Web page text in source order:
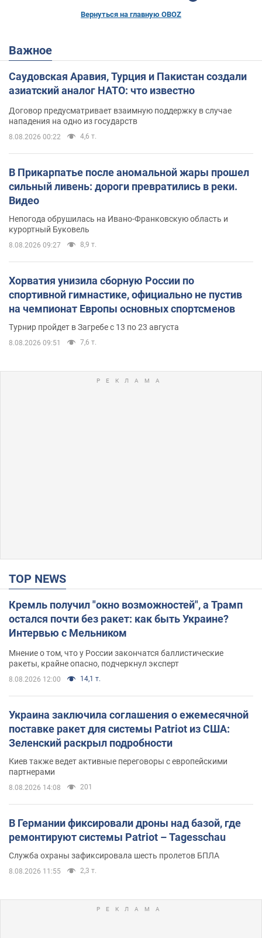
Вернуться на главную OBOZ
Важное
Саудовская Аравия, Турция и Пакистан создали
азиатский аналог НАТО: что известно
Договор предусматривает взаимную поддержку в случае
нападения на одно из государств
8.08.2026 00:22 4,6 т.
В Прикарпатье после аномальной жары прошел
сильный ливень: дороги превратились в реки.
Видео
Непогода обрушилась на Ивано-Франковскую область и
курортный Буковель
8.08.2026 09:27 8,9 т.
Хорватия унизила сборную России по
спортивной гимнастике, официально не пустив
на чемпионат Европы основных спортсменов
Турнир пройдет в Загребе с 13 по 23 августа
8.08.2026 09:51 7,6 т.
TOP NEWS
Кремль получил "окно возможностей", а Трамп
остался почти без ракет: как быть Украине?
Интервью с Мельником
Мнение о том, что у России закончатся баллистические
ракеты, крайне опасно, подчеркнул эксперт
8.08.2026 12:00 14,1 т.
Украина заключила соглашения о ежемесячной
поставке ракет для системы Patriot из США:
Зеленский раскрыл подробности
Киев также ведет активные переговоры с европейскими
партнерами
8.08.2026 14:08 201
В Германии фиксировали дроны над базой, где
ремонтируют системы Patriot – Tagesschau
Служба охраны зафиксировала шесть пролетов БПЛА
8.08.2026 11:55 2,3 т.